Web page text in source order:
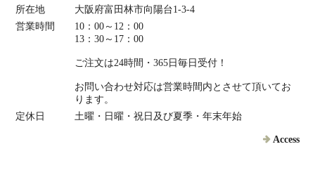
所在地
大阪府富田林市向陽台1-3-4
営業時間
10：00～12：00
13：30～17：00
ご注文は24時間・365日毎日受付！
お問い合わせ対応は営業時間内とさせて頂いてお
ります。
定休日
土曜・日曜・祝日及び夏季・年末年始
Access